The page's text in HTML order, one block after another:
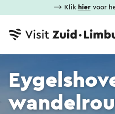
⟶ Klik hiervoor